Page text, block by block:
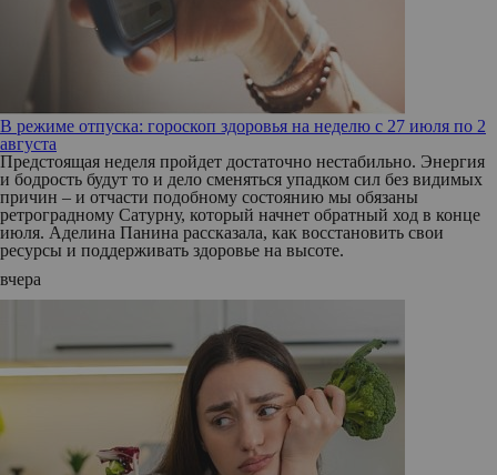
В режиме отпуска: гороскоп здоровья на неделю с 27 июля по 2
августа
Предстоящая неделя пройдет достаточно нестабильно. Энергия
и бодрость будут то и дело сменяться упадком сил без видимых
причин – и отчасти подобному состоянию мы обязаны
ретроградному Сатурну, который начнет обратный ход в конце
июля. Аделина Панина рассказала, как восстановить свои
ресурсы и поддерживать здоровье на высоте.
вчера